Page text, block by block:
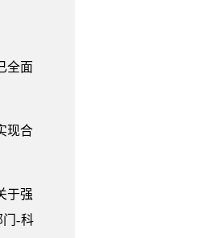
全面
现合
于强
门-科